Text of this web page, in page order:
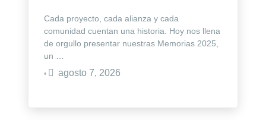
Cada proyecto, cada alianza y cada
comunidad cuentan una historia. Hoy nos llena
de orgullo presentar nuestras Memorias 2025,
un …
• agosto 7, 2026